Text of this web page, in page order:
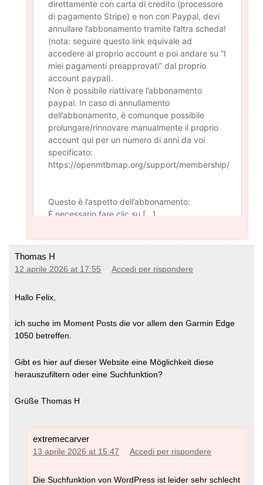
Thomas H
12 aprile 2026 at 17:55 Accedi per rispondere
Hallo Felix,
ich suche im Moment Posts die vor allem den Garmin Edge
1050 betreffen.
Gibt es hier auf dieser Website eine Möglichkeit diese
herauszufiltern oder eine Suchfunktion?
Grüße Thomas H
extremecarver
13 aprile 2026 at 15:47 Accedi per rispondere
Die Suchfunktion von WordPress ist leider sehr schlecht